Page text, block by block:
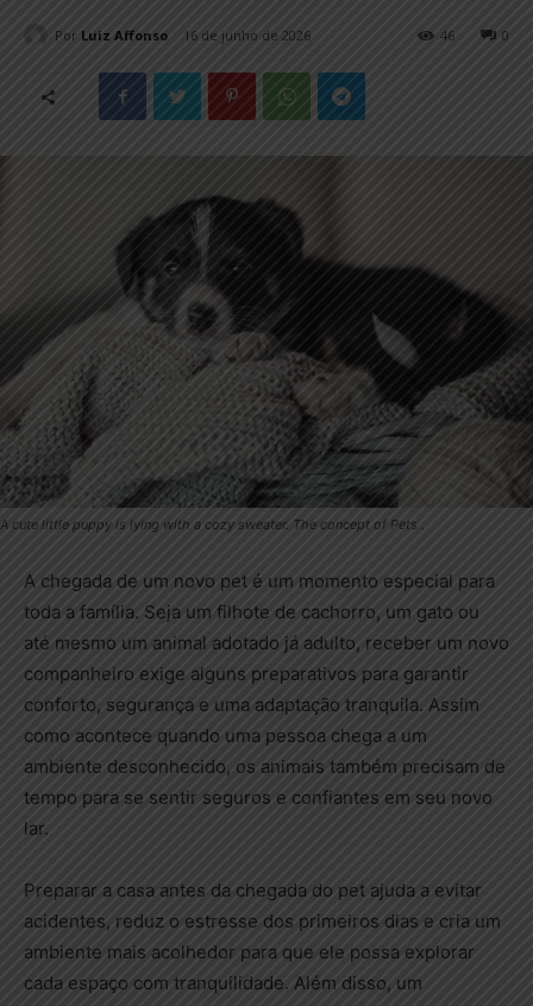
Por Luiz Affonso 16 de junho de 2026 0
46
A cute little puppy is lying with a cozy sweater. The concept of Pets .
A chegada de um novo pet é um momento especial para
toda a família. Seja um filhote de cachorro, um gato ou
até mesmo um animal adotado já adulto, receber um novo
companheiro exige alguns preparativos para garantir
conforto, segurança e uma adaptação tranquila. Assim
como acontece quando uma pessoa chega a um
ambiente desconhecido, os animais também precisam de
tempo para se sentir seguros e confiantes em seu novo
lar.
Preparar a casa antes da chegada do pet ajuda a evitar
acidentes, reduz o estresse dos primeiros dias e cria um
ambiente mais acolhedor para que ele possa explorar
cada espaço com tranquilidade. Além disso, um